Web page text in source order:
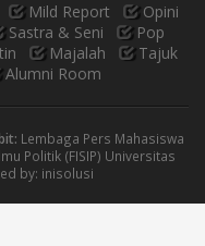
Mild Report
Opini
Sastra & Seni
Pop
Majalah
Tajuk
Alumni Room
Lembaga Pers Mahasiswa
Politik (FISIP) Universitas
by: inisolusi